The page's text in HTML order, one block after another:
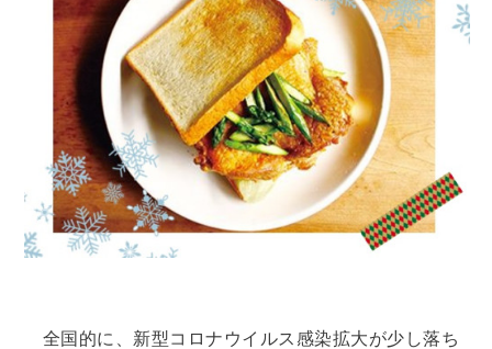
全国的に、新型コロナウイルス感染拡大が少し落ち